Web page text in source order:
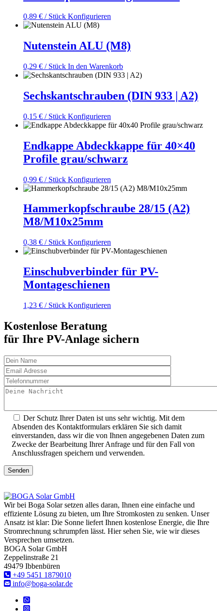
0,89 € / Stück Konfigurieren
Nutenstein ALU (M8)
0,29 € / Stück In den Warenkorb
Sechskantschrauben (DIN 933 | A2)
0,15 € / Stück Konfigurieren
Endkappe Abdeckkappe für 40×40
Profile grau/schwarz
0,99 € / Stück Konfigurieren
Hammerkopfschraube 28/15 (A2)
M8/M10x25mm
0,38 € / Stück Konfigurieren
Einschubverbinder für PV-
Montageschienen
1,23 € / Stück Konfigurieren
Kostenlose Beratung
für Ihre PV-Anlage sichern
Der Schutz Ihrer Daten ist uns sehr wichtig. Mit dem
Absenden des Kontaktformulars erklären Sie sich damit
einverstanden, dass wir die von Ihnen angegebenen Daten zum
Zwecke der Bearbeitung Ihrer Anfrage und für den Fall von
Anschlussfragen speichern und verwenden.
Senden
Wir bei Boga Solar setzen alles daran, Ihnen eine einfache und
effiziente Lösung zu bieten, um Ihre Stromkosten zu senken. Unser
Ansatz ist klar: Die Sonne liefert Ihnen kostenlose Energie, die Ihre
Stromrechnung schrumpfen lässt. Hier sehen Sie, wie wir dieses
Versprechen umsetzen.
BOGA Solar GmbH
Zeppelinstraße 21
49479 Ibbenbüren
‎+49 5451 1879010
info@boga-solar.de